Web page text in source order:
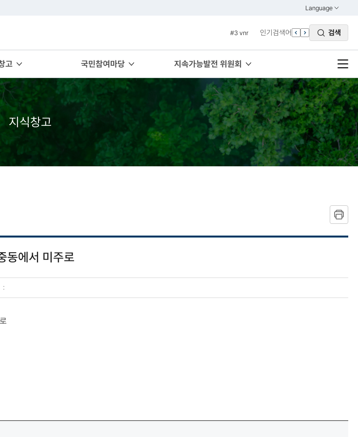
Language
열기
ENGLISH
#3 vnr
#5 esg
#6 빈곤
#7 un
#1 경제
#2 환경
인기검색어 검색
고 국민참여마당 지속가능발전 위원회
지식창고
동에서 미주로